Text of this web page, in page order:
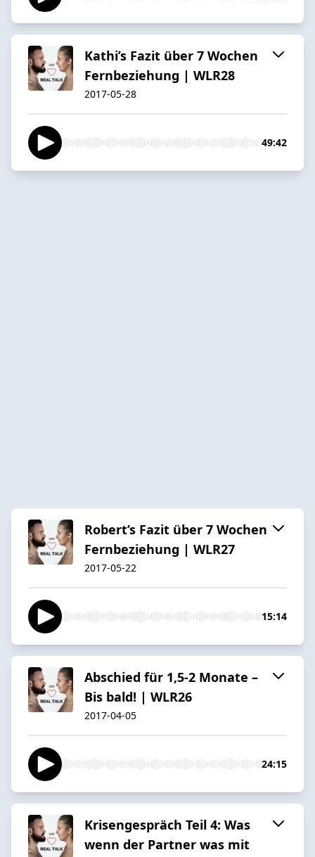
Kathi’s Fazit über 7 Wochen
Fernbeziehung | WLR28
2017-05-28
49:42
Robert’s Fazit über 7 Wochen
Fernbeziehung | WLR27
2017-05-22
15:14
Abschied für 1,5-2 Monate –
Bis bald! | WLR26
2017-04-05
24:15
Krisengespräch Teil 4: Was
wenn der Partner was mit